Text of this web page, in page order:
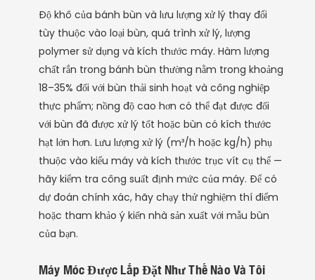
Độ khô của bánh bùn và lưu lượng xử lý thay đổi
tùy thuộc vào loại bùn, quá trình xử lý, lượng
polymer sử dụng và kích thước máy. Hàm lượng
chất rắn trong bánh bùn thường nằm trong khoảng
18–35% đối với bùn thải sinh hoạt và công nghiệp
thực phẩm; nồng độ cao hơn có thể đạt được đối
với bùn đã được xử lý tốt hoặc bùn có kích thước
hạt lớn hơn. Lưu lượng xử lý (m³/h hoặc kg/h) phụ
thuộc vào kiểu máy và kích thước trục vít cụ thể —
hãy kiểm tra công suất định mức của máy. Để có
dự đoán chính xác, hãy chạy thử nghiệm thí điểm
hoặc tham khảo ý kiến ​​nhà sản xuất với mẫu bùn
của bạn.
Máy Móc Được Lắp Đặt Như Thế Nào Và Tôi